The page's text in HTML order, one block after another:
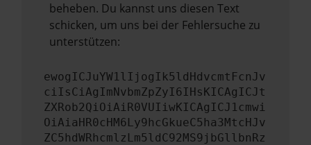
beheben. Du kannst uns diesen Text
schicken, um uns bei der Fehlersuche zu
unterstützen:
ewogICJuYW1lIjogIk5ldHdvcmtFcnJv
ciIsCiAgImNvbmZpZyI6IHsKICAgICJt
ZXRob2QiOiAiR0VUIiwKICAgICJ1cmwi
OiAiaHR0cHM6Ly9hcGkueC5ha3MtcHJv
ZC5hdWRhcmlzLm5ldC92MS9jbGllbnRz